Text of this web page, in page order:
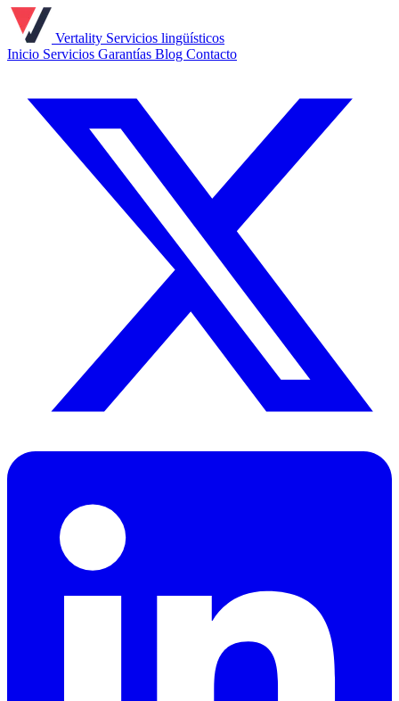
Vertality Servicios lingüísticos
Inicio Servicios Garantías Blog Contacto